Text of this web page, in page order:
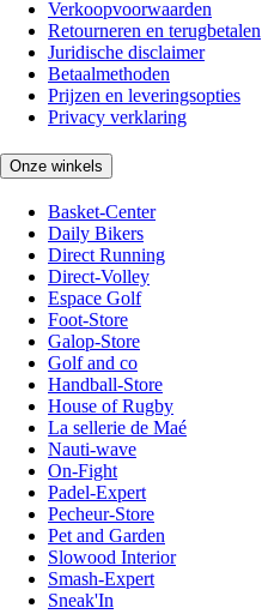
Verkoopvoorwaarden
Retourneren en terugbetalen
Juridische disclaimer
Betaalmethoden
Prijzen en leveringsopties
Privacy verklaring
Onze winkels
Basket-Center
Daily Bikers
Direct Running
Direct-Volley
Espace Golf
Foot-Store
Galop-Store
Golf and co
Handball-Store
House of Rugby
La sellerie de Maé
Nauti-wave
On-Fight
Padel-Expert
Pecheur-Store
Pet and Garden
Slowood Interior
Smash-Expert
Sneak'In